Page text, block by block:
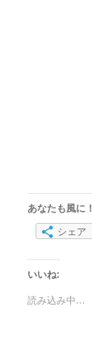
あなたも風に！
シェア
いいね:
読み込み中…